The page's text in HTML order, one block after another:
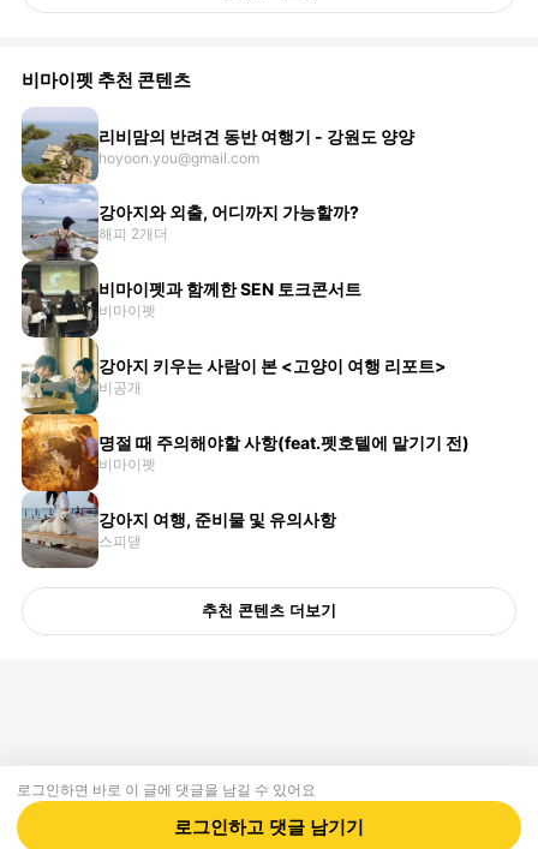
비마이펫 추천 콘텐츠
리비맘의 반려견 동반 여행기 - 강원도 양양
hoyoon.you@gmail.com
강아지와 외출, 어디까지 가능할까?
해피 2개더
비마이펫과 함께한 SEN 토크콘서트
비마이펫
강아지 키우는 사람이 본 <고양이 여행 리포트>
비공개
명절 때 주의해야할 사항(feat.펫호텔에 맡기기 전)
비마이펫
강아지 여행, 준비물 및 유의사항
스피댇
추천 콘텐츠 더보기
로그인하면 바로 이 글에 댓글을 남길 수 있어요
로그인하고 댓글 남기기